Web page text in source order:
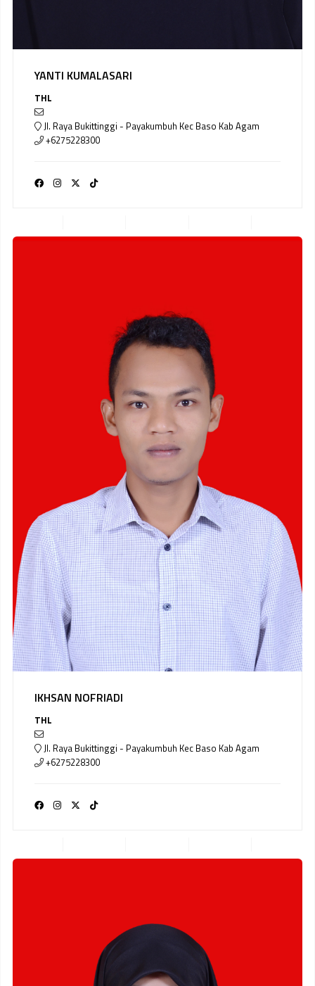
YANTI KUMALASARI
THL
Jl. Raya Bukittinggi - Payakumbuh Kec Baso Kab Agam
+6275228300
IKHSAN NOFRIADI
THL
Jl. Raya Bukittinggi - Payakumbuh Kec Baso Kab Agam
+6275228300